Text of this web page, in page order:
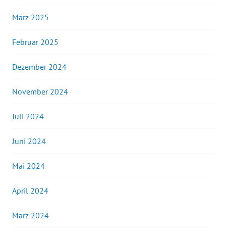
März 2025
Februar 2025
Dezember 2024
November 2024
Juli 2024
Juni 2024
Mai 2024
April 2024
März 2024